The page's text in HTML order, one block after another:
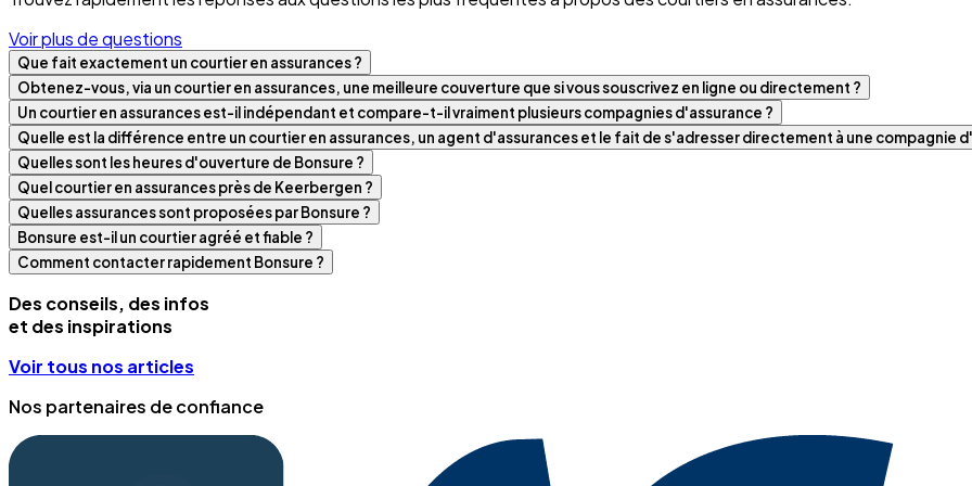
Voir plus de questions
Que fait exactement un courtier en assurances ?
Obtenez-vous, via un courtier en assurances, une meilleure couverture que si vous souscrivez en ligne ou directement ?
Un courtier en assurances est-il indépendant et compare-t-il vraiment plusieurs compagnies d'assurance ?
Quelle est la différence entre un courtier en assurances, un agent d'assurances et le fait de s'adresser directement à une compagnie
Quelles sont les heures d'ouverture de Bonsure ?
Quel courtier en assurances près de Keerbergen ?
Quelles assurances sont proposées par Bonsure ?
Bonsure est-il un courtier agréé et fiable ?
Comment contacter rapidement Bonsure ?
Des conseils, des infos
et des inspirations
Voir tous nos articles
Nos partenaires de confiance